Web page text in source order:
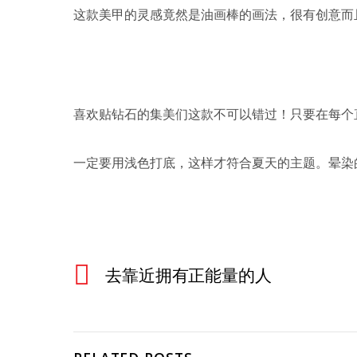
这款美甲的灵感竟然是油画棒的画法，很有创意
喜欢贴钻石的集美们这款不可以错过！只要在每
一定要用浅色打底，这样才符合夏天的主题。晕
去靠近拥有正能量的人